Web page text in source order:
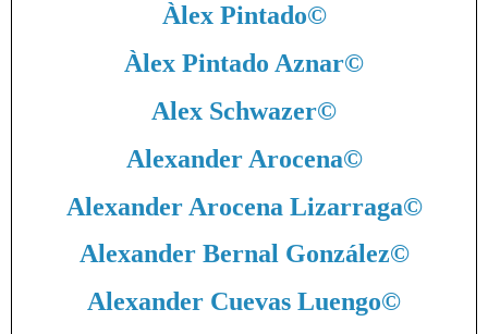
Àlex Pintado©
Àlex Pintado Aznar©
Alex Schwazer©
Alexander Arocena©
Alexander Arocena Lizarraga©
Alexander Bernal González©
Alexander Cuevas Luengo©